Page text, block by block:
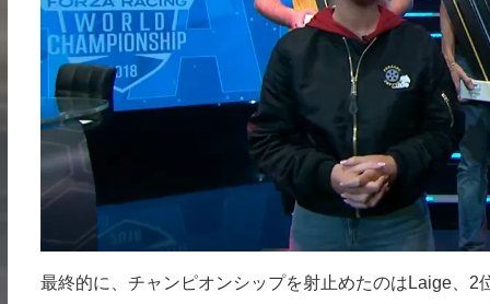
最終的に、チャンピオンシップを射止めたのはLaige、2